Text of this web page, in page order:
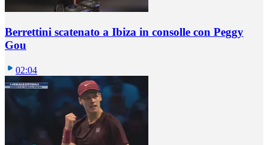
Berrettini scatenato a Ibiza in consolle con Peggy
Gou
02:04